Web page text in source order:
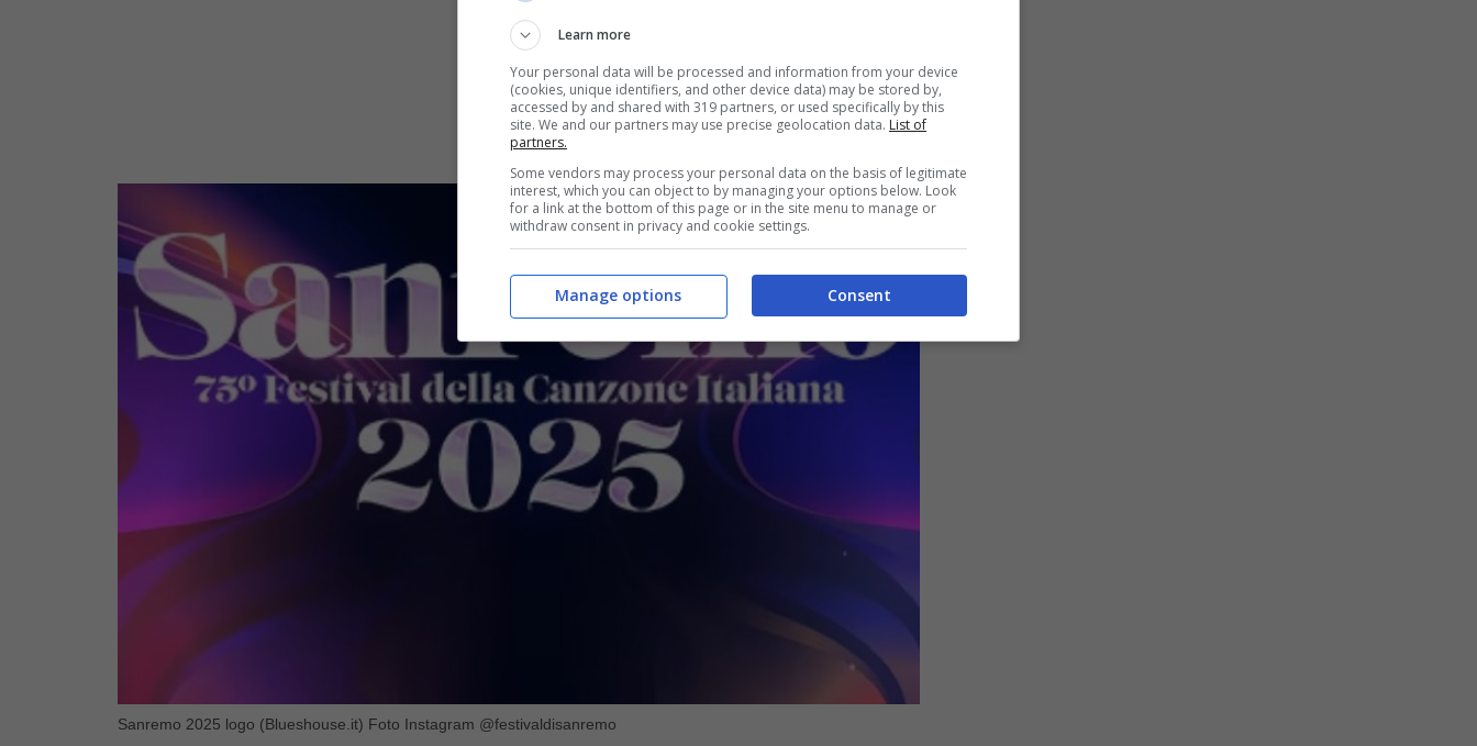
Sanremo 2025 logo (Blueshouse.it) Foto Instagram @festivaldisanremo
Learn more
Your personal data will be processed and information from your device
(cookies, unique identifiers, and other device data) may be stored by,
accessed by and shared with 319 partners, or used specifically by this
site. We and our partners may use precise geolocation data. List of
partners.
Some vendors may process your personal data on the basis of legitimate
interest, which you can object to by managing your options below. Look
for a link at the bottom of this page or in the site menu to manage or
withdraw consent in privacy and cookie settings.
Consent
Manage options